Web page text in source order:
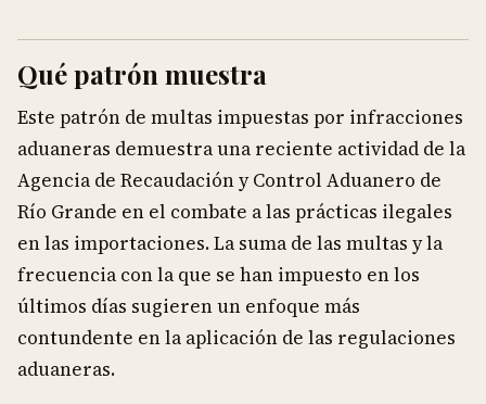
Qué patrón muestra
Este patrón de multas impuestas por infracciones
aduaneras demuestra una reciente actividad de la
Agencia de Recaudación y Control Aduanero de
Río Grande en el combate a las prácticas ilegales
en las importaciones. La suma de las multas y la
frecuencia con la que se han impuesto en los
últimos días sugieren un enfoque más
contundente en la aplicación de las regulaciones
aduaneras.